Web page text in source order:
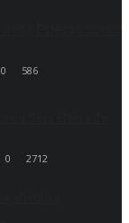
0 586
0 2712